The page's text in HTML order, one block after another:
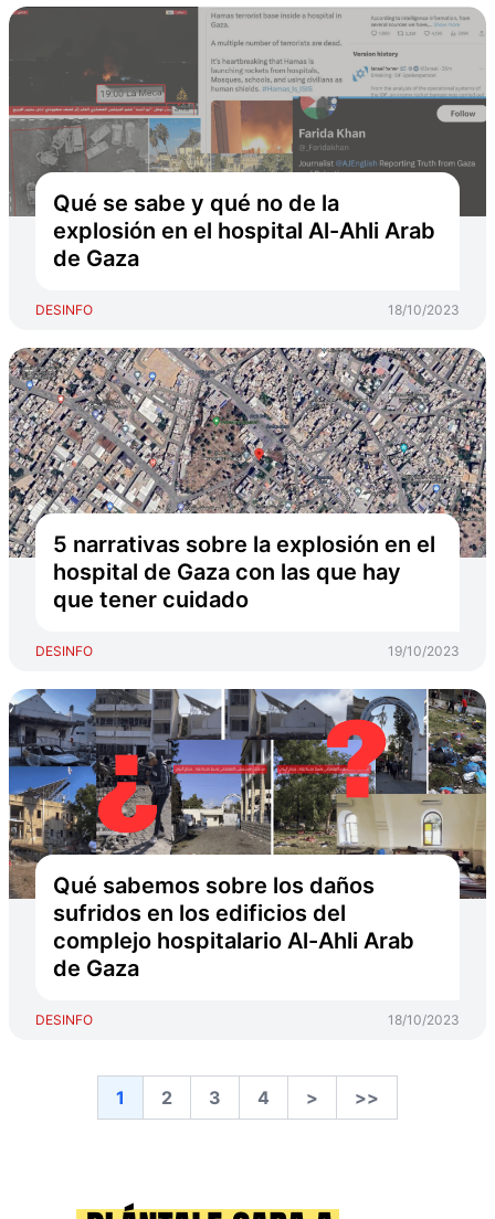
Qué se sabe y qué no de la
explosión en el hospital Al-Ahli Arab
de Gaza
DESINFO 18/10/2023
5 narrativas sobre la explosión en el
hospital de Gaza con las que hay
que tener cuidado
DESINFO 19/10/2023
Qué sabemos sobre los daños
sufridos en los edificios del
complejo hospitalario Al-Ahli Arab
de Gaza
DESINFO 18/10/2023
1 2 3 4 > >>